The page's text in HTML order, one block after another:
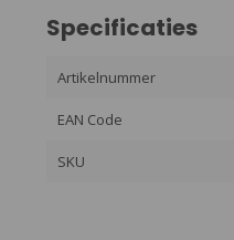
Specificaties
Artikelnummer
EAN Code
SKU